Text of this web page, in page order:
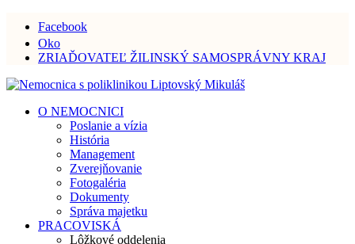
Facebook
Oko
ZRIAĎOVATEĽ ŽILINSKÝ SAMOSPRÁVNY KRAJ
O NEMOCNICI
Poslanie a vízia
História
Management
Zverejňovanie
Fotogaléria
Dokumenty
Správa majetku
PRACOVISKÁ
Lôžkové oddelenia